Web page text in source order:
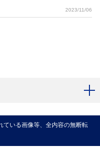
2023/11/06
いる画像等、全内容の無断転